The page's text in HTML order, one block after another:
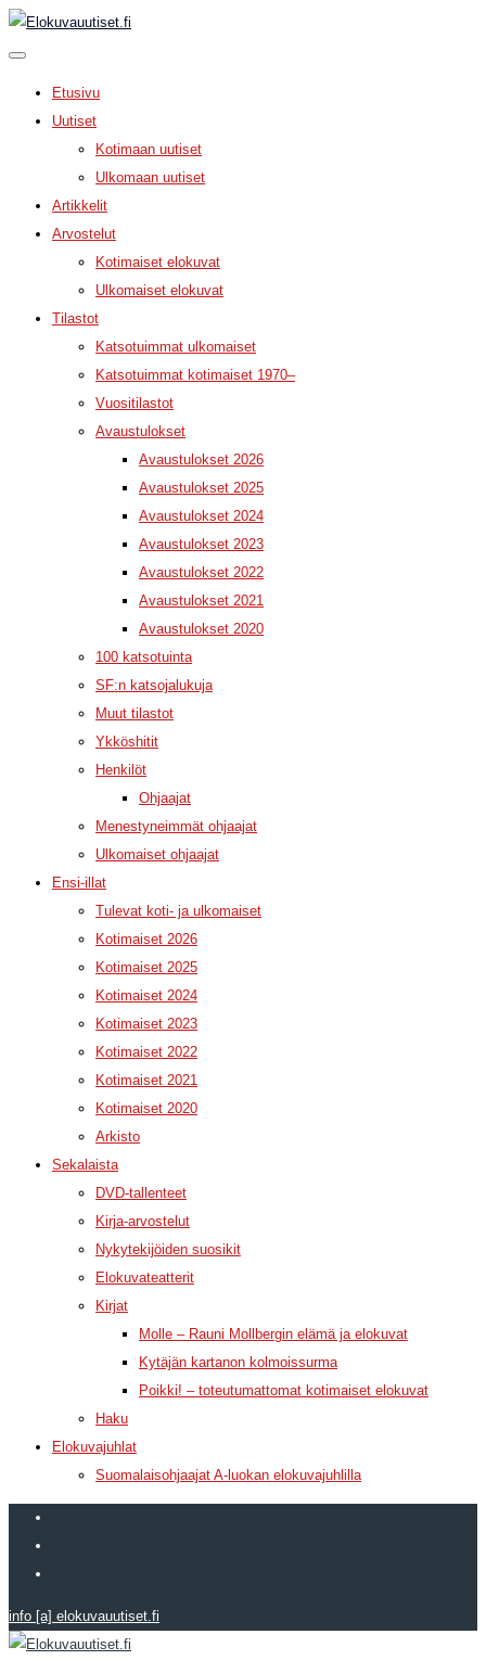
Etusivu
Uutiset
Kotimaan uutiset
Ulkomaan uutiset
Artikkelit
Arvostelut
Kotimaiset elokuvat
Ulkomaiset elokuvat
Tilastot
Katsotuimmat ulkomaiset
Katsotuimmat kotimaiset 1970–
Vuositilastot
Avaustulokset
Avaustulokset 2026
Avaustulokset 2025
Avaustulokset 2024
Avaustulokset 2023
Avaustulokset 2022
Avaustulokset 2021
Avaustulokset 2020
100 katsotuinta
SF:n katsojalukuja
Muut tilastot
Ykköshitit
Henkilöt
Ohjaajat
Menestyneimmät ohjaajat
Ulkomaiset ohjaajat
Ensi-illat
Tulevat koti- ja ulkomaiset
Kotimaiset 2026
Kotimaiset 2025
Kotimaiset 2024
Kotimaiset 2023
Kotimaiset 2022
Kotimaiset 2021
Kotimaiset 2020
Arkisto
Sekalaista
DVD-tallenteet
Kirja-arvostelut
Nykytekijöiden suosikit
Elokuvateatterit
Kirjat
Molle – Rauni Mollbergin elämä ja elokuvat
Kytäjän kartanon kolmoissurma
Poikki! – toteutumattomat kotimaiset elokuvat
Haku
Elokuvajuhlat
Suomalaisohjaajat A-luokan elokuvajuhlilla
info [a] elokuvauutiset.fi